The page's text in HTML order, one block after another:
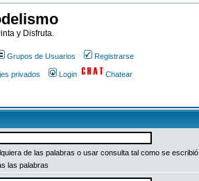
y Disfruta.
Grupos de Usuarios Registrarse
privados Login Chatear
de las palabras o usar consulta tal como se escribió
las palabras